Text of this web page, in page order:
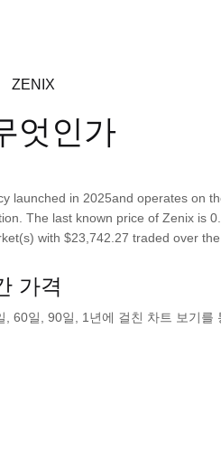
ZENIX
엇인가
launched in 2025and operates on
The last known price of Zenix is
with $23,742.27 traded over
가격
, 60일, 90일, 1년에 걸친 차트 보기